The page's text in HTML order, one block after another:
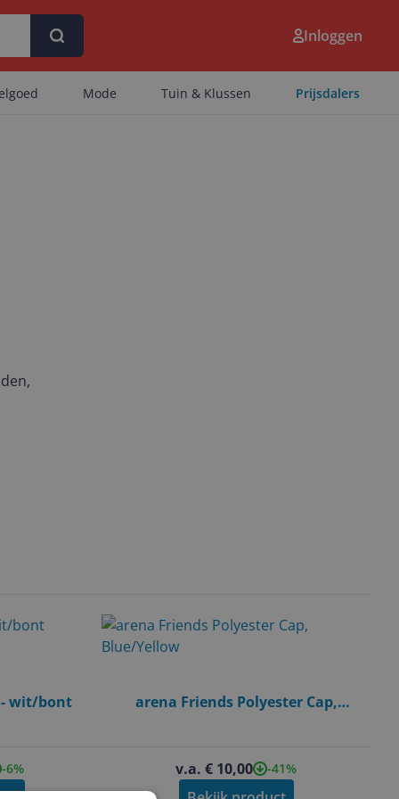
Inloggen
Mode Tuin & Klussen Prijsdalers
- wit/bont
-6%
arena Friends Polyester Cap,
v.a. € 10,00 -41%